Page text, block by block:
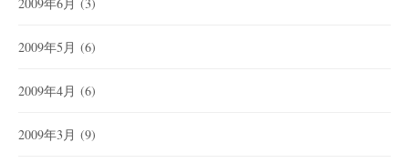
2009年5月 (6)
2009年4月 (6)
2009年3月 (9)